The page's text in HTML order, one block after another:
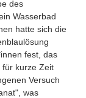
des
Wasserbad
hatte sich die
fest, das
für kurze Zeit
Versuch
was